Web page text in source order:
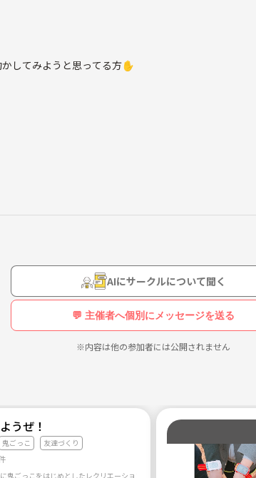
してみようと思ってる方✋
AIにサークルについて聞く
💬 主催者へ個別にメッセージを送る
※内容は他の参加者には公開されません
うぜ！
鬼ごっこ 友達づくり